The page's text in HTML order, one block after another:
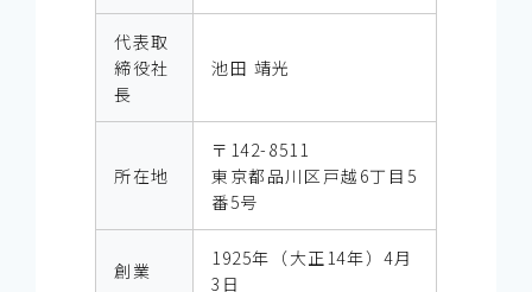
代表取
締役社
長
池田 靖光
所在地
〒142-8511
東京都品川区戸越6丁目5
番5号
創業
1925年（大正14年）4月
3日